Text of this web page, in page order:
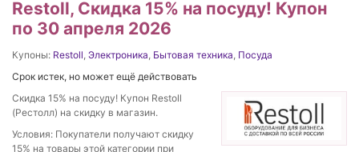
Restoll, Скидка 15% на посуду! Купон
по 30 апреля 2026
Купоны: Restoll, Электроника, Бытовая техника, Посуда
Срок истек, но может ещё действовать
Скидка 15% на посуду! Купон Restoll
(Рестолл) на скидку в магазин.
Условия: Покупатели получают скидку
15% на товары этой категории при